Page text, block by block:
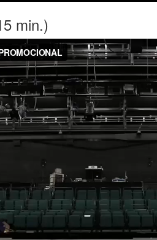
min.)